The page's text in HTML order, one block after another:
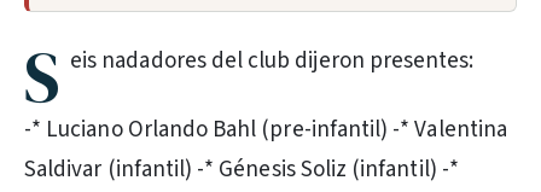
S eis nadadores del club dijeron presentes:
-* Luciano Orlando Bahl (pre-infantil) -* Valentina
Saldivar (infantil) -* Génesis Soliz (infantil) -*